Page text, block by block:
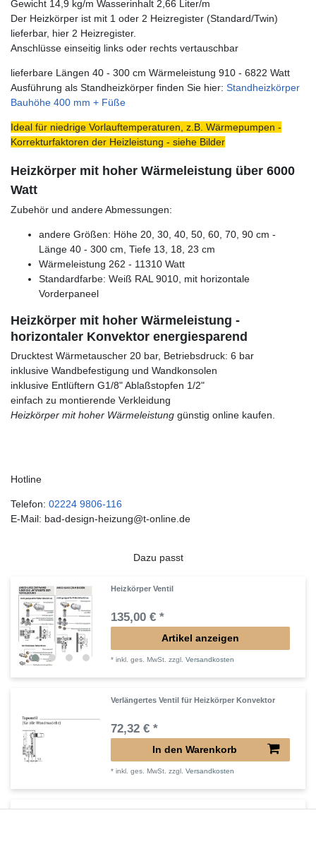
Gewicht 14,9 kg/m Wasserinhalt 2,66 Liter/m
Der Heizkörper ist mit 1 oder 2 Heizregister (Standard/Twin)
lieferbar, hier 2 Heizregister.
Anschlüsse einseitig links oder rechts vertauschbar
lieferbare Längen 40 - 300 cm Wärmeleistung 910 - 6822 Watt
Ausführung als Standheizkörper finden Sie hier: Standheizkörper
Bauhöhe 400 mm + Füße
Ideal für niedrige Vorlauftemperaturen, z.B. Wärmepumpen -
Korrekturfaktoren der Heizleistung - siehe Bilder
Heizkörper mit hoher Wärmeleistung über 6000
Watt
Zubehör und andere Abmessungen:
andere Größen: Höhe 20, 30, 40, 50, 60, 70, 90 cm -
Länge 40 - 300 cm, Tiefe 13, 18, 23 cm
Wärmeleistung 262 - 11310 Watt
Standardfarbe: Weiß RAL 9010, mit horizontale
Vorderpaneel
Heizkörper mit hoher Wärmeleistung -
horizontaler Konvektor energiesparend
Drucktest Wärmetauscher 20 bar, Betriebsdruck: 6 bar
inklusive Wandbefestigung und Wandkonsolen
inklusive Entlüftern G1/8" Ablaßstopfen 1/2"
einfach zu montierende Verkleidung
Heizkörper mit hoher Wärmeleistung günstig online kaufen.
Hotline
Telefon: 02224 9806-116
E-Mail: bad-design-heizung@t-online.de
Dazu passt
Heizkörper Ventil
135,00 € *
Artikel anzeigen
*inkl. ges. MwSt. zzgl.Versandkosten
Verlängertes Ventil für Heizkörper Konvektor
72,32 € *
In den Warenkorb
*inkl. ges. MwSt. zzgl.Versandkosten
Verlängerter Entlüfter für Heizkörper